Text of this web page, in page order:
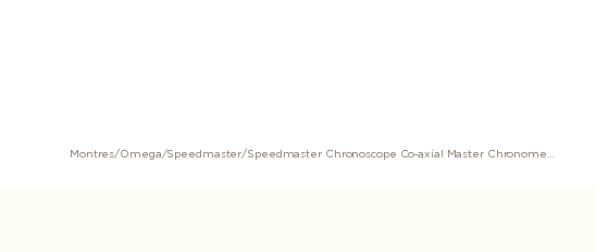
Montres/Omega/Speedmaster/ Speedmaster Chronoscope Co‑axial Master Chronometer Chronograph 43 mm